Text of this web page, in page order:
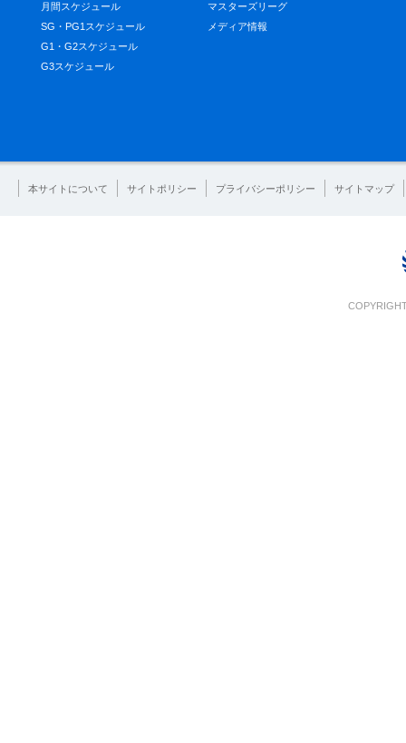
月間スケジュール
SG・PG1スケジュール
G1・G2スケジュール
G3スケジュール
マスターズリーグ
メディア情報
本サイトについて サイトポリシー プライバシーポリシー サイトマップ